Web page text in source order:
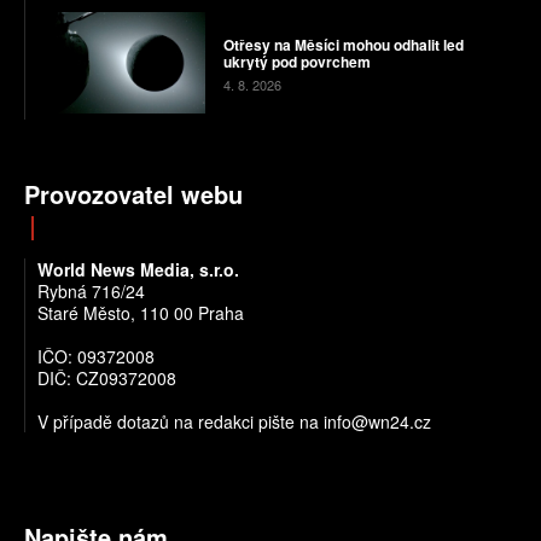
Otřesy na Měsíci mohou odhalit led
ukrytý pod povrchem
4. 8. 2026
Provozovatel webu
World News Media, s.r.o.
Rybná 716/24
Staré Město, 110 00 Praha
IČO: 09372008
DIČ: CZ09372008
V případě dotazů na redakci pište na info@wn24.cz